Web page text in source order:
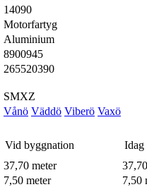
14090
Motorfartyg
Aluminium
8900945
265520390
SMXZ
Vånö Väddö Viberö Vaxö
Vid byggnation
Idag
37,70 meter
7,50 meter
7,50